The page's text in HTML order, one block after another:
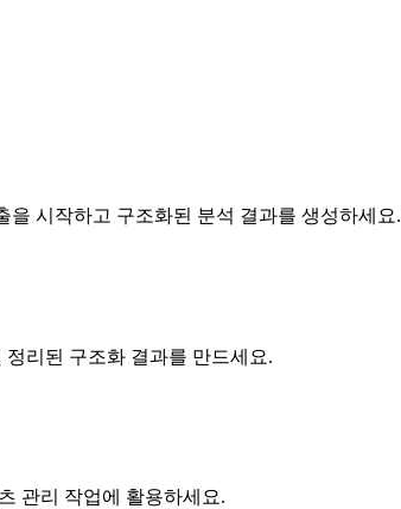
을 시작하고 구조화된 분석 결과를 생성하세요.
리된 구조화 결과를 만드세요.
관리 작업에 활용하세요.